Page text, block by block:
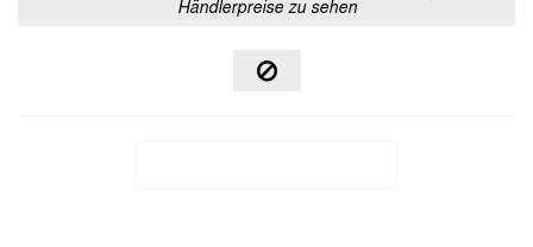
Händlerpreise zu sehen